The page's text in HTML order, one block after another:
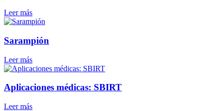
Leer más
Sarampión
Leer más
Aplicaciones médicas: SBIRT
Leer más